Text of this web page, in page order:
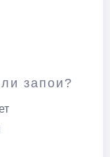
запои?